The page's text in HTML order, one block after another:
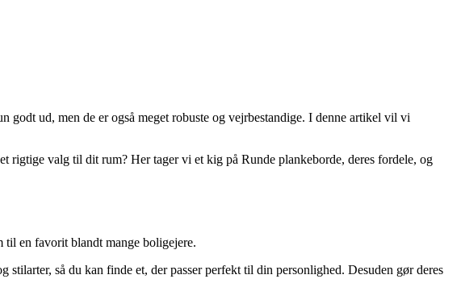
ud, men de er også meget robuste og vejrbestandige. I denne artikel vil vi
rigtige valg til dit rum? Her tager vi et kig på Runde plankeborde, deres fordele, og
en favorit blandt mange boligejere.
så du kan finde et, der passer perfekt til din personlighed. Desuden gør deres